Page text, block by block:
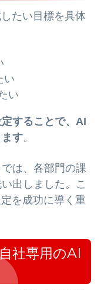
たい目標を具体
い
い
することで、AI
す。
は、各部門の課
出しました。こ
を成功に導く重
社専用のAI